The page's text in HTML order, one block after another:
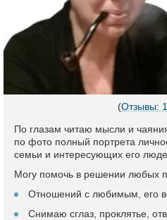
(Отзывы:
По глазам читаю мысли и
по фото полный портрета
семьи и интересующих его
Могу помочь в решении любых
Отношений с любимым, его
Снимаю сглаз, проклятье,